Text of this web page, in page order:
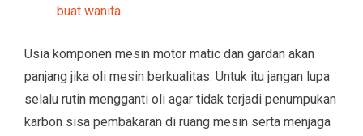
buat wanita
Usia komponen mesin motor matic dan gardan akan
panjang jika oli mesin berkualitas. Untuk itu jangan lupa
selalu rutin mengganti oli agar tidak terjadi penumpukan
karbon sisa pembakaran di ruang mesin serta menjaga